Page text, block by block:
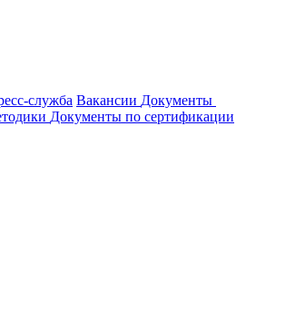
служба Вакансии Документы
Документы по сертификации